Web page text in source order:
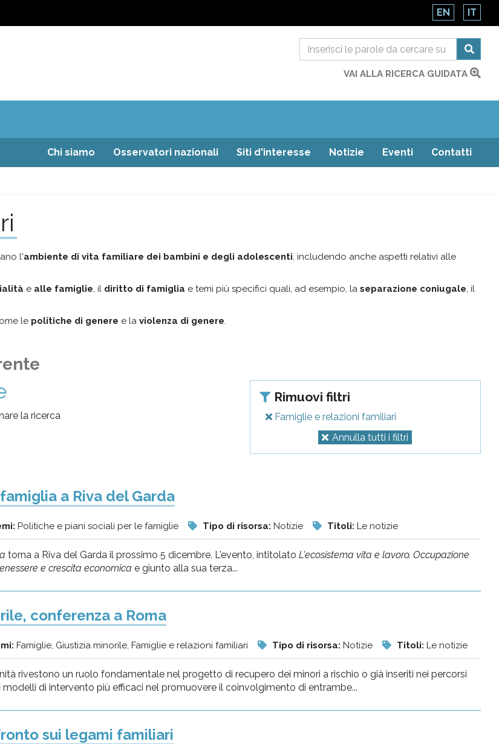
EN IT
VAI ALLA RICERCA GUIDATA
Chi siamo Osservatori nazionali Siti d'interesse Notizie Eventi Contatti
l'ambiente di vita familiare dei bambini e degli adolescenti , includendo anche aspetti relativi alle
e alle famiglie , il diritto di famiglia e temi più specifici quali, ad esempio, la separazione coniugale , il
le politiche di genere e la violenza di genere
la ricerca
Rimuovi filtri
Famiglie e relazioni familiari
Annulla tutti i filtri
a Riva del Garda
Politiche e piani sociali per le famiglie Tipo di risorsa: Notizie Titoli: Le notizie
torna a Riva del Garda il prossimo 5 dicembre. L'evento, intitolato L'ecosistema vita e lavoro. Occupazione
e crescita economica e giunto alla sua terza...
conferenza a Roma
Famiglie, Giustizia minorile, Famiglie e relazioni familiari Tipo di risorsa: Notizie Titoli: Le notizie
rivestono un ruolo fondamentale nel progetto di recupero dei minori a rischio o già inseriti nei percorsi
modelli di intervento più efficaci nel promuovere il coinvolgimento di entrambe...
sui legami familiari